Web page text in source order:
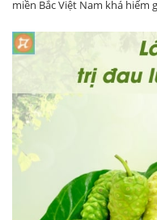
miền Bắc Việt Nam khá hiếm